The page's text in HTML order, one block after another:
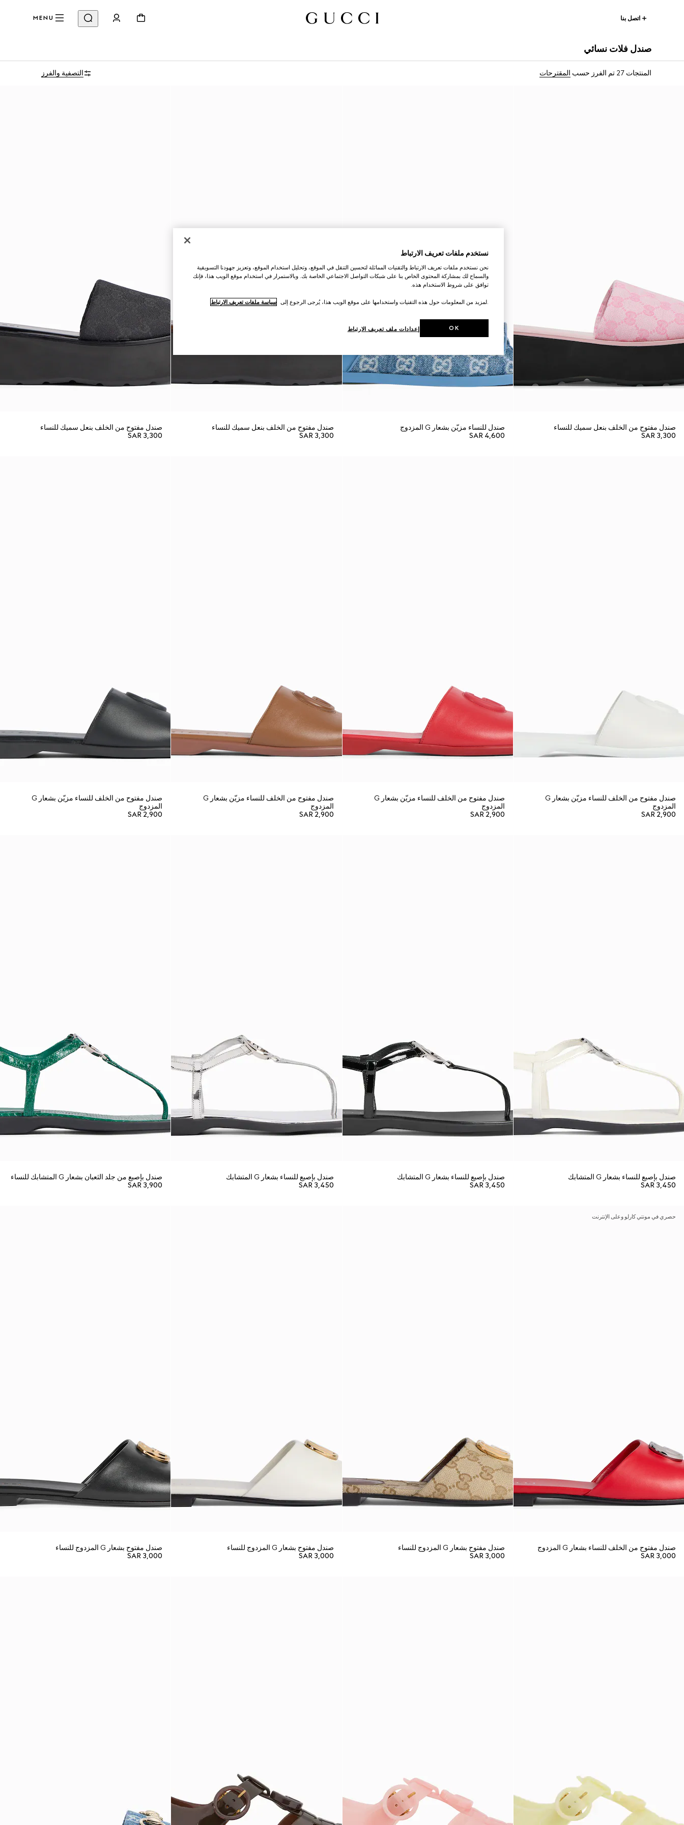
اتصل بنا MENU
صندل فلات نسائي
المنتجات 27 تم الفرز حسب المقترحات التصفية والفرز
صندل مفتوح من الخلف بنعل سميك للنساء
SAR 3,300
صندل للنساء مزيّن بشعار G المزدوج
SAR 4,600
صندل مفتوح من الخلف بنعل سميك للنساء
SAR 3,300
صندل مفتوح من الخلف بنعل سميك للنساء
SAR 3,300
صندل مفتوح من الخلف للنساء مزيّن بشعار G
المزدوج
SAR 2,900
صندل مفتوح من الخلف للنساء مزيّن بشعار G
المزدوج
SAR 2,900
صندل مفتوح من الخلف للنساء مزيّن بشعار G
المزدوج
SAR 2,900
صندل مفتوح من الخلف للنساء مزيّن بشعار G
المزدوج
SAR 2,900
صندل بإصبع للنساء بشعار G المتشابك
SAR 3,450
صندل بإصبع للنساء بشعار G المتشابك
SAR 3,450
صندل بإصبع للنساء بشعار G المتشابك
SAR 3,450
صندل بإصبع من جلد الثعبان بشعار G المتشابك للنساء
SAR 3,900
حصري في مونتي كارلو وعلى الإنترنت
صندل مفتوح من الخلف للنساء بشعار G المزدوج
SAR 3,000
صندل مفتوح بشعار G المزدوج للنساء
SAR 3,000
صندل مفتوح بشعار G المزدوج للنساء
SAR 3,000
صندل مفتوح بشعار G المزدوج للنساء
SAR 3,000
نستخدم ملفات تعريف الارتباط
نحن نستخدم ملفات تعريف الارتباط والتقنيات المماثلة لتحسين التنقل في الموقع، وتحليل استخدام الموقع، وتعزيز جهودنا التسويقية
والسماح لك بمشاركة المحتوى الخاص بنا على شبكات التواصل الاجتماعي الخاصة بك. وبالاستمرار في استخدام موقع الويب هذا، فإنك
توافق على شروط الاستخدام هذه.
.لمزيد من المعلومات حول هذه التقنيات واستخدامها على موقع الويب هذا، يُرجى الرجوع إلى سياسة ملفات تعريف الارتباط
إعدادات ملف تعريف الارتباط OK